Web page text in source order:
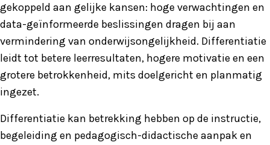
gekoppeld aan gelijke kansen: hoge verwachtingen en
data-geïnformeerde beslissingen dragen bij aan
vermindering van onderwijsongelijkheid. Differentiatie
leidt tot betere leerresultaten, hogere motivatie en een
grotere betrokkenheid, mits doelgericht en planmatig
ingezet.
Differentiatie kan betrekking hebben op de instructie,
begeleiding en pedagogisch-didactische aanpak en